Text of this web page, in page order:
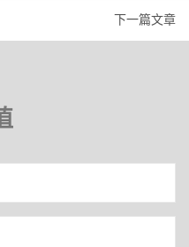
下一篇文章